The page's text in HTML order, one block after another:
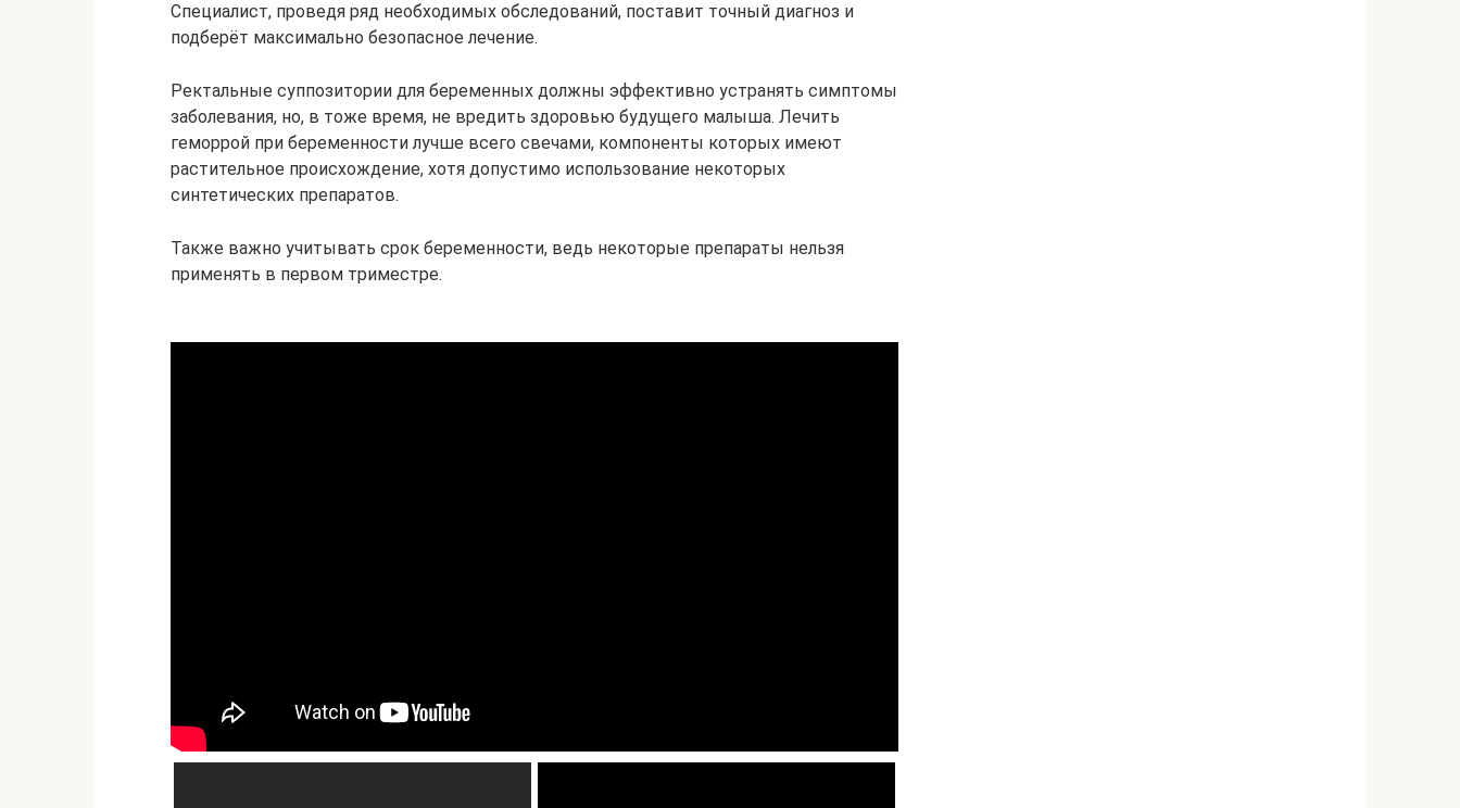
Специалист, проведя ряд необходимых обследований, поставит точный диагноз и
подберёт максимально безопасное лечение.
Ректальные суппозитории для беременных должны эффективно устранять симптомы
заболевания, но, в тоже время, не вредить здоровью будущего малыша. Лечить
геморрой при беременности лучше всего свечами, компоненты которых имеют
растительное происхождение, хотя допустимо использование некоторых
синтетических препаратов.
Также важно учитывать срок беременности, ведь некоторые препараты нельзя
применять в первом триместре.